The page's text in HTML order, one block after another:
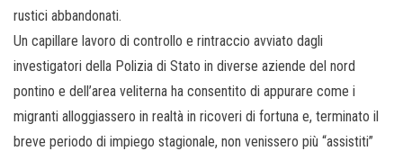
rustici abbandonati.
Un capillare lavoro di controllo e rintraccio avviato dagli
investigatori della Polizia di Stato in diverse aziende del nord
pontino e dell’area veliterna ha consentito di appurare come i
migranti alloggiassero in realtà in ricoveri di fortuna e, terminato il
breve periodo di impiego stagionale, non venissero più “assistiti”